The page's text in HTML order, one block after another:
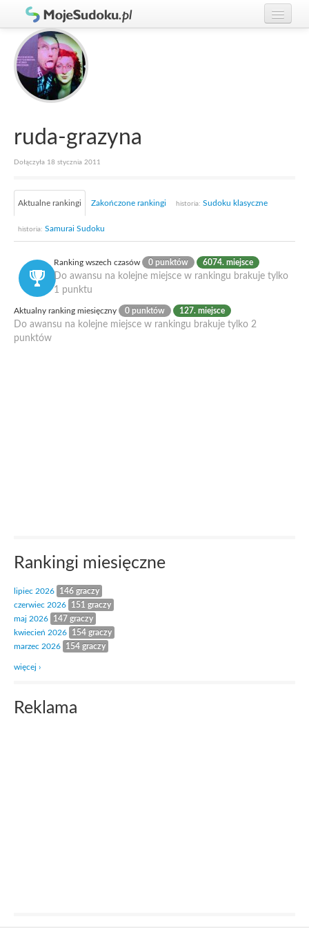
Graj w Sudoku!
Zasady Sudoku
Rankingi
Gracze
ruda-grazyna
Dołączyła 18 stycznia 2011
Aktualne rankingi Zakończone rankingi historia: Sudoku klasyczne
historia: Samurai Sudoku
Ranking wszech czasów 0 punktów 6074. miejsce
Do awansu na kolejne miejsce w rankingu brakuje tylko
1 punktu
Aktualny ranking miesięczny 0 punktów 127. miejsce
Do awansu na kolejne miejsce w rankingu brakuje tylko 2
punktów
Rankingi miesięczne
lipiec 2026
146 graczy
czerwiec 2026
151 graczy
maj 2026
147 graczy
kwiecień 2026
154 graczy
marzec 2026
154 graczy
więcej ›
Reklama